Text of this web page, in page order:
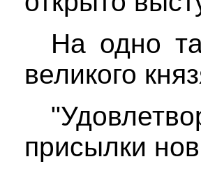
На одно
великого
присылки